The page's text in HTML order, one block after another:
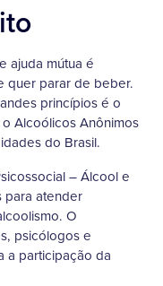
ajuda mútua é
quer parar de beber.
princípios é o
Alcoólicos Anônimos
do Brasil.
– Álcool e
para atender
O
psicólogos e
a participação da